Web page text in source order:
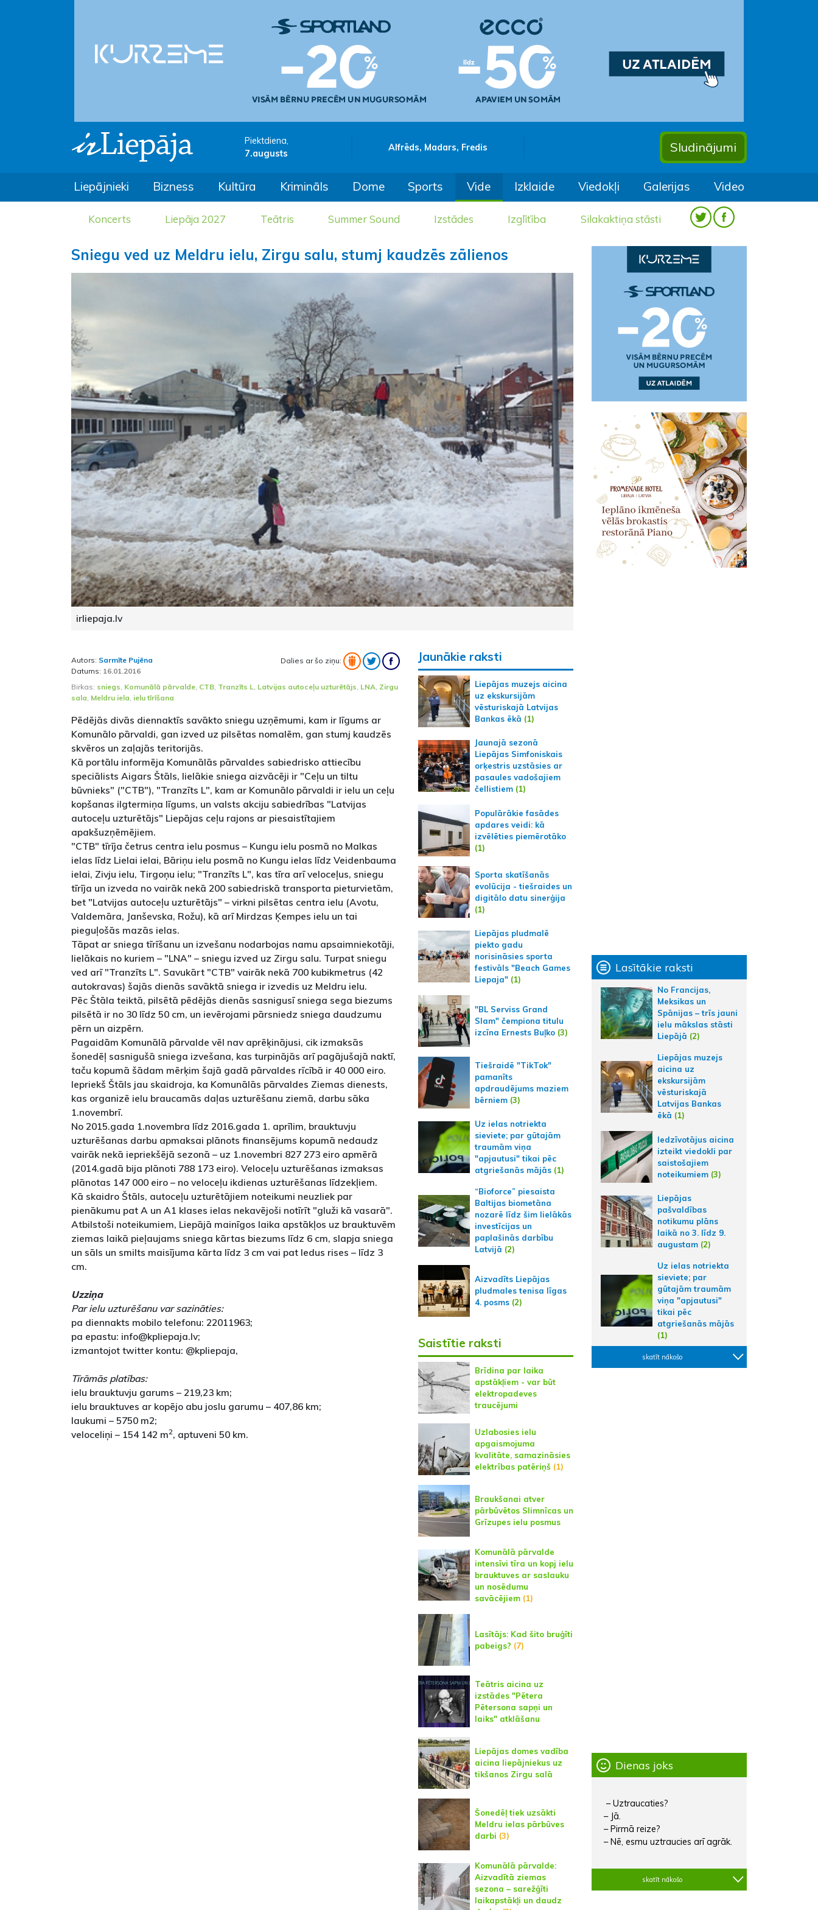
Piektdiena,
7.augusts
Alfrēds, Madars, Fredis Sludinājumi
Liepājnieki Bizness Kultūra Krimināls Dome Sports Vide Izklaide Viedokļi Galerijas Video
Koncerts Liepāja 2027 Teātris Summer Sound Izstādes Izglītība Silakaktiņa stāsti
Sniegu ved uz Meldru ielu, Zirgu salu, stumj kaudzēs zālienos
irliepaja.lv
Autors: Sarmīte Pujēna
Datums: 16.01.2016
Dalies ar šo ziņu:
Birkas: sniegs, Komunālā pārvalde, CTB, Tranzīts L, Latvijas autoceļu uzturētājs, LNA, Zirgu
sala, Meldru iela, ielu tīrīšana
Pēdējās divās diennaktīs savākto sniegu uzņēmumi, kam ir līgums ar
Komunālo pārvaldi, gan izved uz pilsētas nomalēm, gan stumj kaudzēs
skvēros un zaļajās teritorijās.
Kā portālu informēja Komunālās pārvaldes sabiedrisko attiecību
speciālists Aigars Štāls, lielākie sniega aizvācēji ir "Ceļu un tiltu
būvnieks" ("CTB"), "Tranzīts L", kam ar Komunālo pārvaldi ir ielu un ceļu
kopšanas ilgtermiņa līgums, un valsts akciju sabiedrības "Latvijas
autoceļu uzturētājs" Liepājas ceļu rajons ar piesaistītajiem
apakšuzņēmējiem.
"CTB" tīrīja četrus centra ielu posmus – Kungu ielu posmā no Malkas
ielas līdz Lielai ielai, Bāriņu ielu posmā no Kungu ielas līdz Veidenbauma
ielai, Zivju ielu, Tirgoņu ielu; "Tranzīts L", kas tīra arī veloceļus, sniegu
tīrīja un izveda no vairāk nekā 200 sabiedriskā transporta pieturvietām,
bet "Latvijas autoceļu uzturētājs" – virkni pilsētas centra ielu (Avotu,
Valdemāra, Janševska, Rožu), kā arī Mirdzas Ķempes ielu un tai
pieguļošās mazās ielas.
Tāpat ar sniega tīrīšanu un izvešanu nodarbojas namu apsaimniekotāji,
lielākais no kuriem – "LNA" – sniegu izved uz Zirgu salu. Turpat sniegu
ved arī "Tranzīts L". Savukārt "CTB" vairāk nekā 700 kubikmetrus (42
autokravas) šajās dienās savāktā sniega ir izvedis uz Meldru ielu.
Pēc Štāla teiktā, pilsētā pēdējās dienās sasnigusī sniega sega biezums
pilsētā ir no 30 līdz 50 cm, un ievērojami pārsniedz sniega daudzumu
pērn un aizpērn.
Pagaidām Komunālā pārvalde vēl nav aprēķinājusi, cik izmaksās
šonedēļ sasnigušā sniega izvešana, kas turpinājās arī pagājušajā naktī,
taču kopumā šādam mērķim šajā gadā pārvaldes rīcībā ir 40 000 eiro.
Iepriekš Štāls jau skaidroja, ka Komunālās pārvaldes Ziemas dienests,
kas organizē ielu braucamās daļas uzturēšanu ziemā, darbu sāka
1.novembrī.
No 2015.gada 1.novembra līdz 2016.gada 1. aprīlim, brauktuvju
uzturēšanas darbu apmaksai plānots finansējums kopumā nedaudz
vairāk nekā iepriekšējā sezonā – uz 1.novembri 827 273 eiro apmērā
(2014.gadā bija plānoti 788 173 eiro). Veloceļu uzturēšanas izmaksas
plānotas 147 000 eiro – no veloceļu ikdienas uzturēšanas līdzekļiem.
Kā skaidro Štāls, autoceļu uzturētājiem noteikumi neuzliek par
pienākumu pat A un A1 klases ielas nekavējoši notīrīt "gluži kā vasarā".
Atbilstoši noteikumiem, Liepājā mainīgos laika apstākļos uz brauktuvēm
ziemas laikā pieļaujams sniega kārtas biezums līdz 6 cm, slapja sniega
un sāls un smilts maisījuma kārta līdz 3 cm vai pat ledus rises – līdz 3
cm.
Uzziņa
Par ielu uzturēšanu var sazināties:
pa diennakts mobilo telefonu: 22011963;
pa epastu: info@kpliepaja.lv;
izmantojot twitter kontu: @kpliepaja,
Tīrāmās platības:
ielu brauktuvju garums – 219,23 km;
ielu brauktuves ar kopējo abu joslu garumu – 407,86 km;
laukumi – 5750 m2;
veloceliņi – 154 142 m2, aptuveni 50 km.
Jaunākie raksti
Liepājas muzejs aicina
uz ekskursijām
vēsturiskajā Latvijas
Bankas ēkā (1)
Jaunajā sezonā
Liepājas Simfoniskais
orķestris uzstāsies ar
pasaules vadošajiem
čellistiem(1)
Populārākie fasādes
apdares veidi: kā
izvēlēties piemērotāko
(1)
Sporta skatīšanās
evolūcija - tiešraides un
digitālo datu sinerģija
(1)
Liepājas pludmalē
piekto gadu
norisināsies sporta
festivāls "Beach Games
Liepaja"(1)
"BL Serviss Grand
Slam" čempiona titulu
izcīna Ernests Buļko(3)
Tiešraidē "TikTok"
pamanīts
apdraudējums maziem
bērniem(3)
Uz ielas notriekta
sieviete; par gūtajām
traumām viņa
"apjautusi" tikai pēc
atgriešanās mājās(1)
“Bioforce” piesaista
Baltijas biometāna
nozarē līdz šim lielākās
investīcijas un
paplašinās darbību
Latvijā (2)
Aizvadīts Liepājas
pludmales tenisa līgas
4. posms(2)
Saistītie raksti
Brīdina par laika
apstākļiem - var būt
elektropadeves
traucējumi
Uzlabosies ielu
apgaismojuma
kvalitāte, samazināsies
elektrības patēriņš (1)
Braukšanai atver
pārbūvētos Slimnīcas un
Grīzupes ielu posmus
Komunālā pārvalde
intensīvi tīra un kopj ielu
brauktuves ar saslauku
un nosēdumu
savācējiem(1)
Lasītājs: Kad šito bruģīti
pabeigs? (7)
Teātris aicina uz
izstādes "Pētera
Pētersona sapņi un
laiks" atklāšanu
Liepājas domes vadība
aicina liepājniekus uz
tikšanos Zirgu salā
Šonedēļ tiek uzsākti
Meldru ielas pārbūves
darbi (3)
Komunālā pārvalde:
Aizvadītā ziemas
sezona – sarežģīti
laikapstākļi un daudz
Lasītākie raksti
No Francijas,
Meksikas un
Spānijas – trīs jauni
ielu mākslas stāsti
Liepājā (2)
Liepājas muzejs
aicina uz
ekskursijām
vēsturiskajā
Latvijas Bankas
ēkā (1)
Iedzīvotājus aicina
izteikt viedokli par
saistošajiem
noteikumiem (3)
Liepājas
pašvaldības
notikumu plāns
laikā no 3. līdz 9.
augustam (2)
Uz ielas notriekta
sieviete; par
gūtajām traumām
viņa "apjautusi"
tikai pēc
atgriešanās mājās
(1)
skatīt nākošo
Dienas joks
– Uztraucaties?
– Jā.
– Pirmā reize?
– Nē, esmu uztraucies arī agrāk.
skatīt nākošo